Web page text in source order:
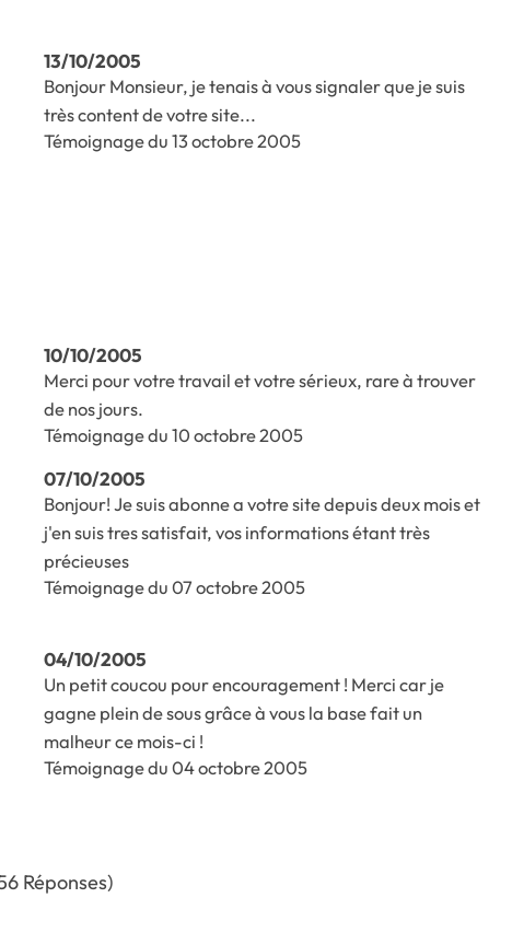
13/10/2005
Bonjour Monsieur, je tenais à vous signaler que je suis
très content de votre site...
Témoignage du 13 octobre 2005
10/10/2005
Merci pour votre travail et votre sérieux, rare à trouver
de nos jours.
Témoignage du 10 octobre 2005
07/10/2005
Bonjour! Je suis abonne a votre site depuis deux mois et
j'en suis tres satisfait, vos informations étant très
précieuses
Témoignage du 07 octobre 2005
04/10/2005
Un petit coucou pour encouragement ! Merci car je
gagne plein de sous grâce à vous la base fait un
malheur ce mois-ci !
Témoignage du 04 octobre 2005
Réponses)